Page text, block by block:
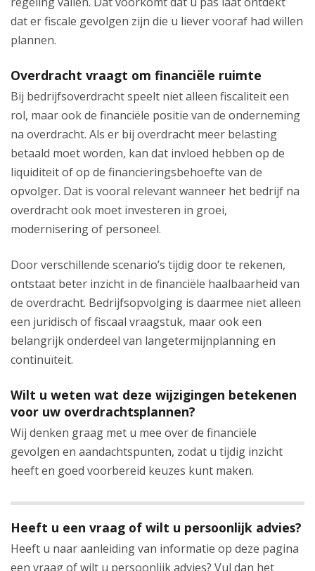
dat er fiscale gevolgen zijn die u liever vooraf had willen
plannen.
Overdracht vraagt om financiële ruimte
Bij bedrijfsoverdracht speelt niet alleen fiscaliteit een
rol, maar ook de financiële positie van de onderneming
na overdracht. Als er bij overdracht meer belasting
betaald moet worden, kan dat invloed hebben op de
liquiditeit of op de financieringsbehoefte van de
opvolger. Dat is vooral relevant wanneer het bedrijf na
overdracht ook moet investeren in groei,
modernisering of personeel.
Door verschillende scenario’s tijdig door te rekenen,
ontstaat beter inzicht in de financiële haalbaarheid van
de overdracht. Bedrijfsopvolging is daarmee niet alleen
een juridisch of fiscaal vraagstuk, maar ook een
belangrijk onderdeel van langetermijnplanning en
continuïteit.
Wilt u weten wat deze wijzigingen betekenen
voor uw overdrachtsplannen?
Wij denken graag met u mee over de financiële
gevolgen en aandachtspunten, zodat u tijdig inzicht
heeft en goed voorbereid keuzes kunt maken.
Heeft u een vraag of wilt u persoonlijk advies?
Heeft u naar aanleiding van informatie op deze pagina
een vraag of wilt u persoonlijk advies? Vul dan het